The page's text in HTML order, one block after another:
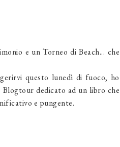
e un Torneo di Beach... che
questo lunedì di fuoco, ho
dedicato ad un libro che
e pungente.